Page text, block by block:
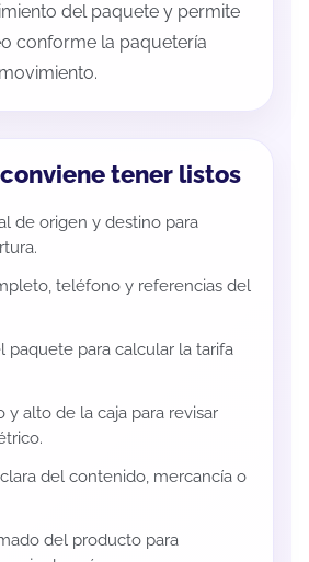
del paquete y permite
conforme la paquetería
tener listos
de origen y destino para
teléfono y referencias del
paquete para calcular la tarifa
y alto de la caja para revisar
del contenido, mercancía o
del producto para